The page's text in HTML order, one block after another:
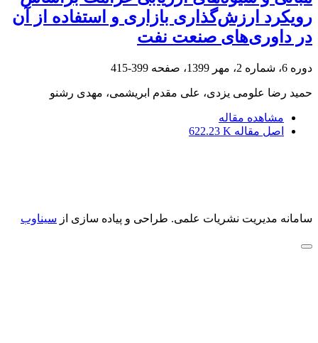
رویکرد ارزش‌گذاری بازاری و استفاده از آن
در داوری‌های صنعت نفت
دوره 6، شماره 2، مهر 1399، صفحه 399-415
حمید رضا علومی یزدی، علی مقدم ابریشمی، مهدی رشنو
مشاهده مقاله
اصل مقاله 622.23 K
سامانه مدیریت نشریات علمی. طراحی و پیاده سازی از سیناوب